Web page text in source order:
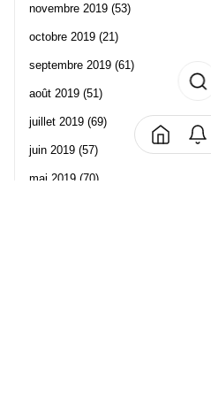
novembre 2019 (53)
octobre 2019 (21)
septembre 2019 (61)
août 2019 (51)
juillet 2019 (69)
juin 2019 (57)
mai 2019 (70)